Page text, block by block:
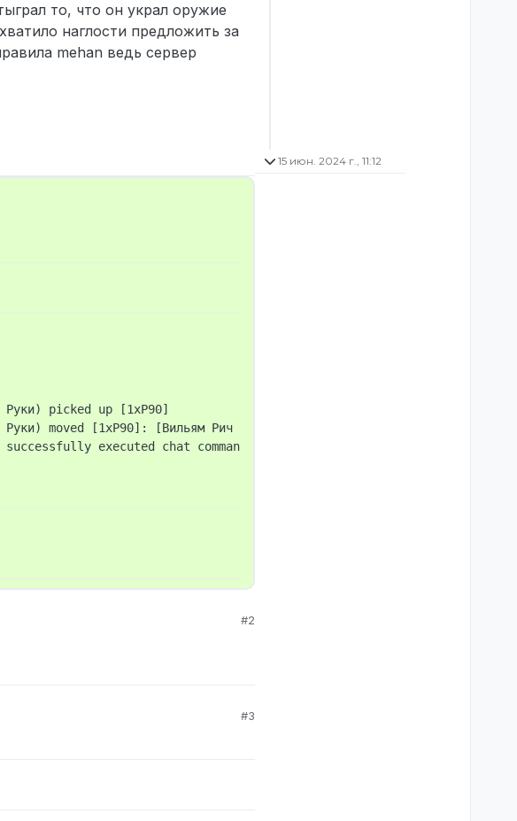
то, что он украл оружие
наглости предложить за
mehan ведь сервер
Руки) picked up [1xP90]
moved [1xP90]: [Вильям Рич (STEAM_0:0:115634081)'s Руки]➞[Вильям
executed chat command: / ОШИБКА НОВЧИКА
#2
#3
15 июн. 2024 г., 11:12